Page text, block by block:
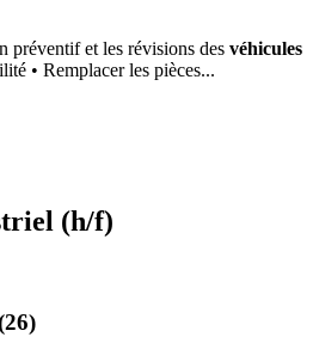
préventif et les révisions des véhicules
• Remplacer les pièces...
(h/f)